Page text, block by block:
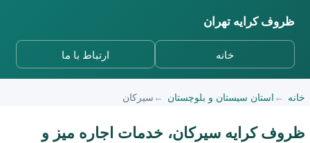
ظروف کرایه تهران
خانه ارتباط با ما
خانه استان سیستان و بلوچستان سیرکان
ظروف کرایه سیرکان، خدمات اجاره میز و